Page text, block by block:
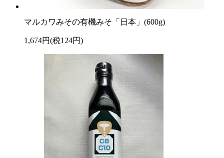
マルカワみその有機みそ「日本」(600g)
1,674円(税124円)